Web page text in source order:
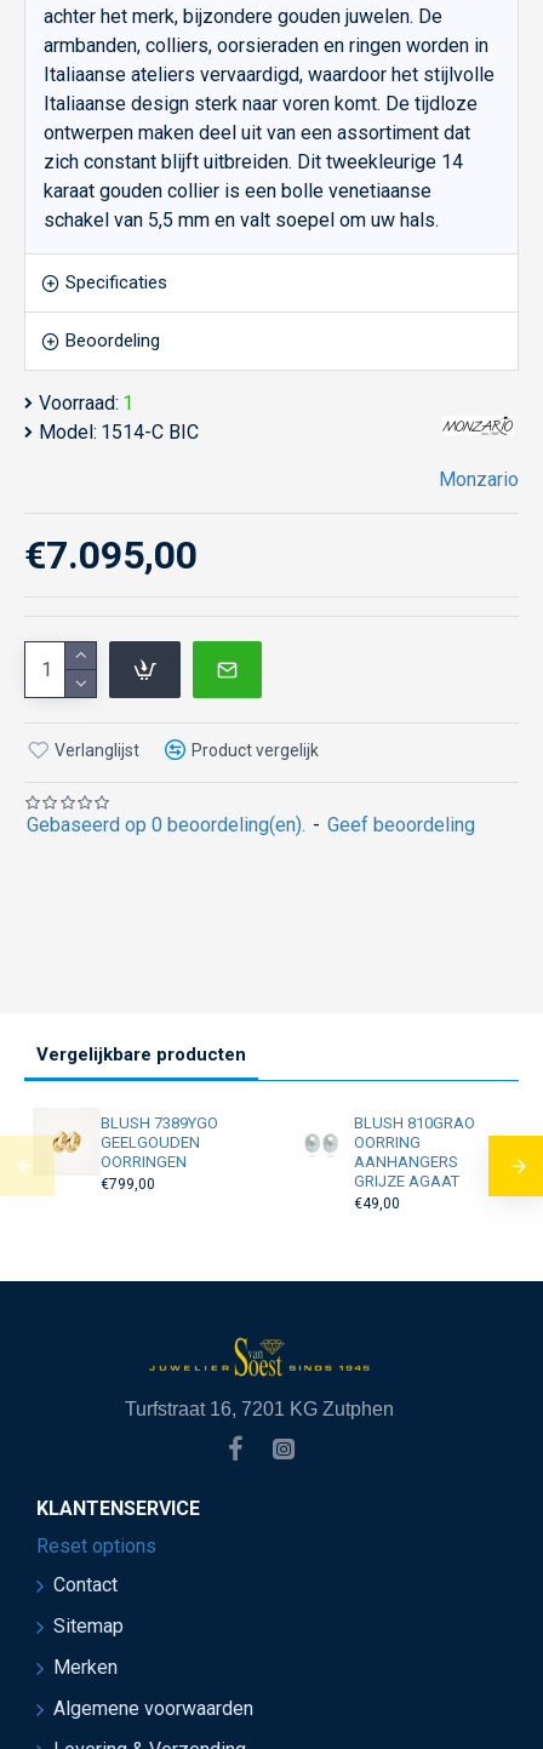
achter het merk, bijzondere gouden juwelen. De
armbanden, colliers, oorsieraden en ringen worden in
Italiaanse ateliers vervaardigd, waardoor het stijlvolle
Italiaanse design sterk naar voren komt. De tijdloze
ontwerpen maken deel uit van een assortiment dat
zich constant blijft uitbreiden. Dit tweekleurige 14
karaat gouden collier is een bolle venetiaanse
schakel van 5,5 mm en valt soepel om uw hals.
Specificaties
Beoordeling
Voorraad: 1
Model: 1514-C BIC
Monzario
Gebaseerd op 0 beoordeling(en). - Geef beoordeling
€7.095,00
Verlanglijst Product vergelijk
Vergelijkbare producten
BLUSH 7389YGO
GEELGOUDEN
OORRINGEN
€799,00
BLUSH 810GRAO
OORRING
AANHANGERS
GRIJZE AGAAT
€49,00
Turfstraat 16, 7201 KG Zutphen
KLANTENSERVICE
Reset options
Contact
Sitemap
Merken
Algemene voorwaarden